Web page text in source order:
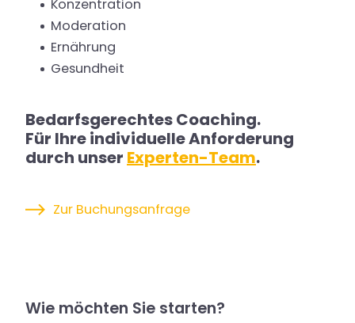
Konzentration
Moderation
Ernährung
Gesundheit
Bedarfsgerechtes Coaching.
Für Ihre individuelle Anforderung
durch unser Experten-Team.
Zur Buchungsanfrage
Wie möchten Sie starten?